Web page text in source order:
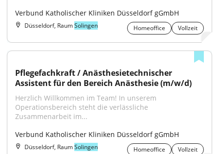
Verbund Katholischer Kliniken Düsseldorf gGmbH
Düsseldorf, RaumSolingen Homeoffice Vollzeit
Pflegefachkraft / Anästhesietechnischer
Assistent für den Bereich Anästhesie (m/w/d)
Herzlich Willkommen im Team! In unserem
Operationsbereich steht die verlässliche
Zusammenarbeit im...
Verbund Katholischer Kliniken Düsseldorf gGmbH
Düsseldorf, RaumSolingen Homeoffice Vollzeit